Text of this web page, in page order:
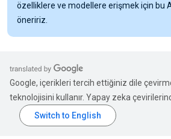
özelliklere ve modellere erişmek için bu
öneririz.
Google, içerikleri tercih ettiğiniz dile
teknolojisini kullanır. Yapay zeka